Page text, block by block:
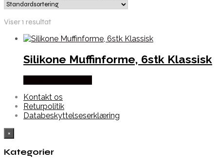
Viser 1 resultat
Silikone Muffinforme, 6stk Klassisk
Kontakt os
Returpolitik
Databeskyttelseserklæring
×
Kategorier